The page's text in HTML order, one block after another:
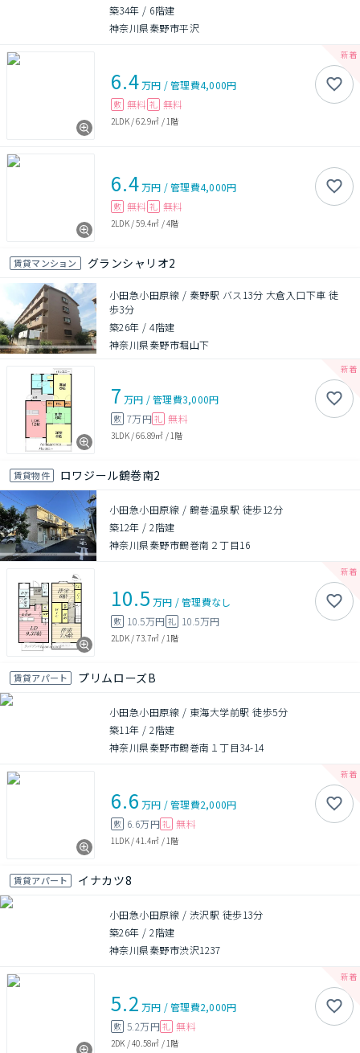
築34年 / 6階建
神奈川県秦野市平沢
6.4万円 /管理費4,000円
敷 無料 礼 無料
2LDK/62.9㎡ / 1階
6.4万円 /管理費4,000円
敷 無料 礼 無料
2LDK/59.4㎡ /4階
賃貸マンション グランシャリオ2
小田急小田原線 / 秦野駅 バス13分 大倉入口下車 徒
歩3分
築26年 /4階建
神奈川県秦野市堀山下
7 万円 /管理費3,000円
敷 7万円 礼 無料
3LDK/66.89㎡ / 1階
賃貸物件 ロワジール鶴巻南2
小田急小田原線 / 鶴巻温泉駅 徒歩12分
築12年 /2階建
神奈川県秦野市鶴巻南２丁目16
10.5 万円 /管理費なし
敷 10.5万円 礼 10.5万円
2LDK/73.7㎡ / 1階
賃貸アパート プリムローズB
小田急小田原線 / 東海大学前駅 徒歩5分
築11年 /2階建
神奈川県秦野市鶴巻南１丁目34-14
6.6 万円 /管理費2,000円
敷 6.6万円 礼 無料
1LDK/41.4㎡ / 1階
賃貸アパート イナカツ8
小田急小田原線 / 渋沢駅 徒歩13分
築26年 /2階建
神奈川県秦野市渋沢1237
5.2 万円 /管理費2,000円
敷 5.2万円 礼 無料
2DK /40.58㎡ / 1階